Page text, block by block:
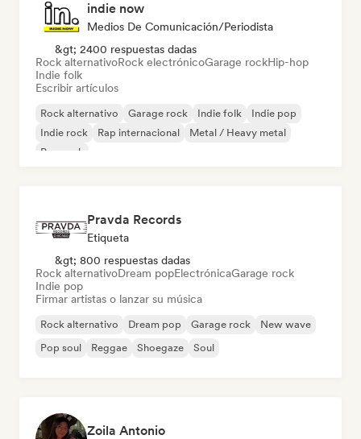
indie now
Medios De Comunicación/Periodista
&gt; 2400 respuestas dadas
Rock alternativoRock electrónicoGarage rockHip-hop
Indie folk
Escribir artículos
Rock alternativo Garage rock Indie folk
Indie pop
Indie rock
Rap internacional
Metal / Heavy metal
Pop rock
Pravda Records
Etiqueta
&gt; 800 respuestas dadas
Rock alternativoDream popElectrónicaGarage rock
Indie pop
Firmar artistas o lanzar su música
Rock alternativo Dream pop Garage rock
New wave
Pop soul
Reggae Shoegaze Soul
Zoila Antonio